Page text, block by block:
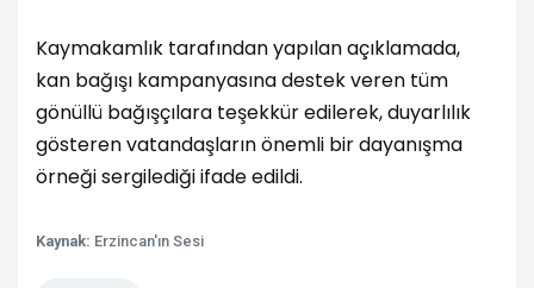
Kaymakamlık tarafından yapılan açıklamada,
kan bağışı kampanyasına destek veren tüm
gönüllü bağışçılara teşekkür edilerek, duyarlılık
gösteren vatandaşların önemli bir dayanışma
örneği sergilediği ifade edildi.
Kaynak: Erzincan'ın Sesi